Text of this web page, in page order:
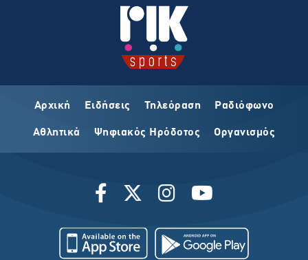
Αρχική Ειδήσεις Τηλεόραση Ραδιόφωνο
Αθλητικά Ψηφιακός Ηρόδοτος Οργανισμός